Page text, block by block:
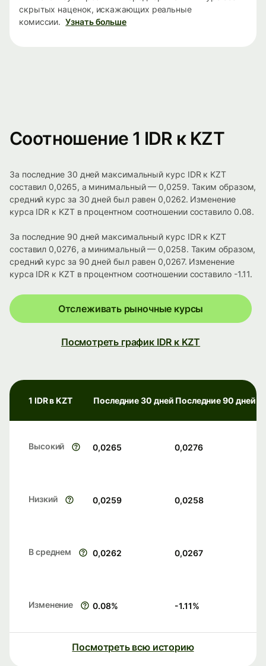
скрытых наценок, искажающих реальные
комиссии. Узнать больше
Соотношение 1 IDR к KZT
За последние 30 дней максимальный курс IDR к KZT
составил 0,0265, а минимальный — 0,0259. Таким образом,
средний курс за 30 дней был равен 0,0262. Изменение
курса IDR к KZT в процентном соотношении составило 0.08.
За последние 90 дней максимальный курс IDR к KZT
составил 0,0276, а минимальный — 0,0258. Таким образом,
средний курс за 90 дней был равен 0,0267. Изменение
курса IDR к KZT в процентном соотношении составило -1.11.
Отслеживать рыночные курсы
Посмотреть график IDR к KZT
1 IDR в KZT Последние 30 дней Последние 90 дней
Высокий 0,0265 0,0276
Низкий 0,0259 0,0258
В среднем 0,0262 0,0267
Изменение 0.08% -1.11%
Посмотреть всю историю